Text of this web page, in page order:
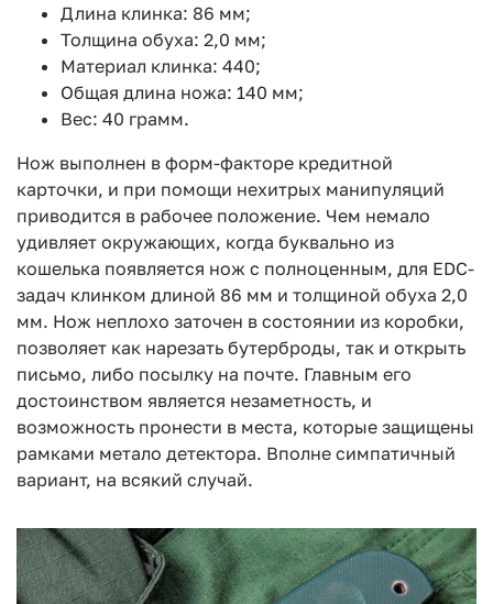
Длина клинка: 86 мм;
Толщина обуха: 2,0 мм;
Материал клинка: 440;
Общая длина ножа: 140 мм;
Вес: 40 грамм.
Нож выполнен в форм-факторе кредитной
карточки, и при помощи нехитрых манипуляций
приводится в рабочее положение. Чем немало
удивляет окружающих, когда буквально из
кошелька появляется нож с полноценным, для EDС-
задач клинком длиной 86 мм и толщиной обуха 2,0
мм. Нож неплохо заточен в состоянии из коробки,
позволяет как нарезать бутерброды, так и открыть
письмо, либо посылку на почте. Главным его
достоинством является незаметность, и
возможность пронести в места, которые защищены
рамками метало детектора. Вполне симпатичный
вариант, на всякий случай.